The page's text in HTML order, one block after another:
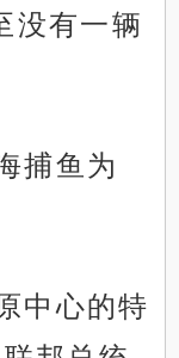
没有一辆
捕鱼为
中心的特